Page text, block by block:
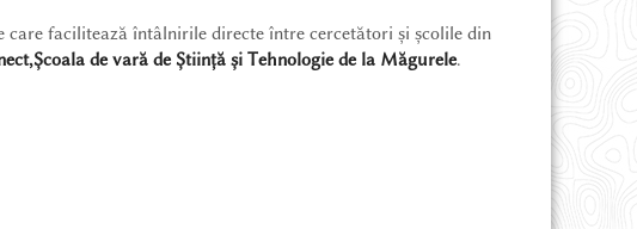
care facilitează întâlnirile directe între cercetători și școlile din
de vară de Știință și Tehnologie de la Măgurele.